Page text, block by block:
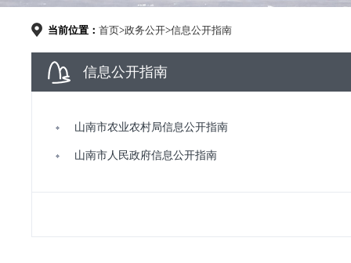
当前位置： 首页>政务公开>信息公开指南
信息公开指南
山南市农业农村局信息公开指南
山南市人民政府信息公开指南